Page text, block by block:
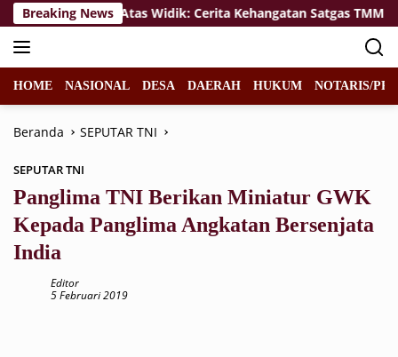
Langsung
ke
konten
Breaking Newsdi Atas Widik: Cerita Kehangatan Satgas TMMD 129
HOME NASIONAL DESA DAERAH HUKUM NOTARIS/
Beranda SEPUTAR TNI
SEPUTAR TNI
Panglima TNI Berikan Miniatur GWK
Kepada Panglima Angkatan Bersenjata
India
Editor
5 Februari 2019